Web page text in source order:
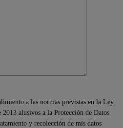
a las normas previstas en la Ley
alusivos a la Protección de Datos
y recolección de mis datos